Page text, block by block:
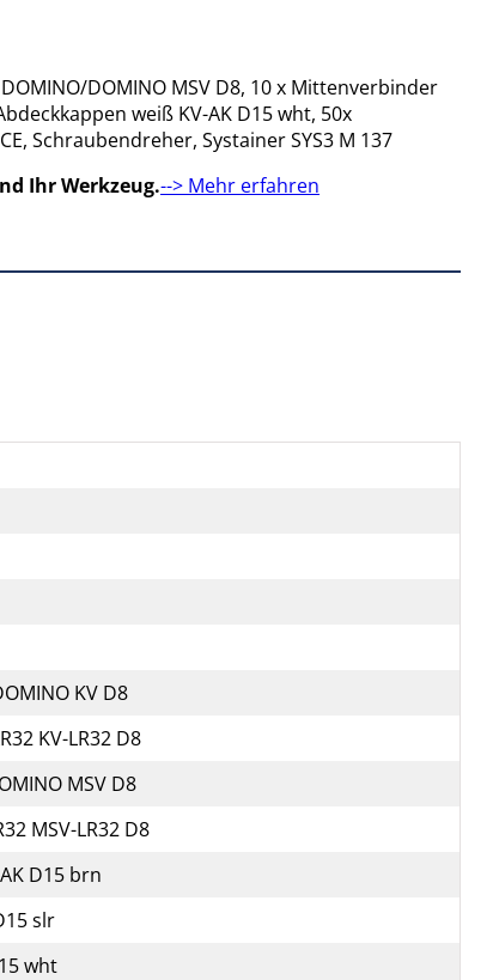
DOMINO MSV D8, 10 x Mittenverbinder
weiß KV-AK D15 wht, 50x
Schraubendreher, Systainer SYS3 M 137
Ihr Werkzeug.--> Mehr erfahren
KV D8
KV-LR32 D8
MSV D8
MSV-LR32 D8
D15 brn
slr
wht